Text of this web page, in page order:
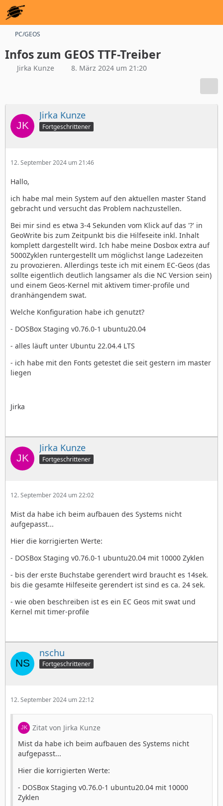
PC/GEOS
Infos zum GEOS TTF-Treiber
Jirka Kunze 8. März 2024 um 21:20
Jirka Kunze
Fortgeschrittener
12. September 2024 um 21:46
Hallo,
ich habe mal mein System auf den aktuellen master Stand
gebracht und versucht das Problem nachzustellen.
Bei mir sind es etwa 3-4 Sekunden vom Klick auf das '?' in
GeoWrite bis zum Zeitpunkt bis die Hilfeseite inkl. Inhalt
komplett dargestellt wird. Ich habe meine Dosbox extra auf
5000Zyklen runtergestellt um möglichst lange Ladezeiten
zu provozieren. Allerdings teste ich mit einem EC-Geos (das
sollte eigentlich deutlich langsamer als die NC Version sein)
und einem Geos-Kernel mit aktivem timer-profile und
dranhängendem swat.
Welche Konfiguration habe ich genutzt?
- DOSBox Staging v0.76.0-1 ubuntu20.04
- alles läuft unter Ubuntu 22.04.4 LTS
- ich habe mit den Fonts getestet die seit gestern im master
liegen
Jirka
Jirka Kunze
Fortgeschrittener
12. September 2024 um 22:02
Mist da habe ich beim aufbauen des Systems nicht
aufgepasst...
Hier die korrigierten Werte:
- DOSBox Staging v0.76.0-1 ubuntu20.04 mit 10000 Zyklen
- bis der erste Buchstabe gerendert wird braucht es 14sek.
bis die gesamte Hilfeseite gerendert ist sind es ca. 24 sek.
- wie oben beschreiben ist es ein EC Geos mit swat und
Kernel mit timer-profile
nschu
Fortgeschrittener
12. September 2024 um 22:12
Zitat von Jirka Kunze
Mist da habe ich beim aufbauen des Systems nicht
aufgepasst...
Hier die korrigierten Werte:
- DOSBox Staging v0.76.0-1 ubuntu20.04 mit 10000
Zyklen